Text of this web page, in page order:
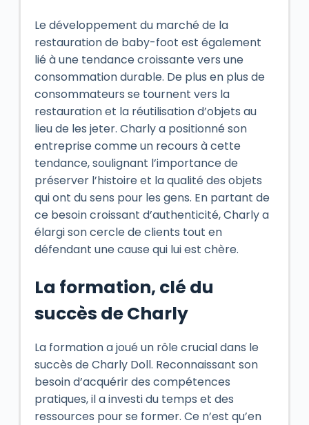
Le développement du marché de la
restauration de baby-foot est également
lié à une tendance croissante vers une
consommation durable. De plus en plus de
consommateurs se tournent vers la
restauration et la réutilisation d’objets au
lieu de les jeter. Charly a positionné son
entreprise comme un recours à cette
tendance, soulignant l’importance de
préserver l’histoire et la qualité des objets
qui ont du sens pour les gens. En partant de
ce besoin croissant d’authenticité, Charly a
élargi son cercle de clients tout en
défendant une cause qui lui est chère.
La formation, clé du
succès de Charly
La formation a joué un rôle crucial dans le
succès de Charly Doll. Reconnaissant son
besoin d’acquérir des compétences
pratiques, il a investi du temps et des
ressources pour se former. Ce n’est qu’en